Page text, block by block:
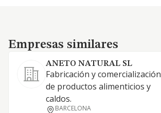
Empresas similares
Empresas similares
ANETO NATURAL SL
Fabricación y comercialización
de productos alimenticios y
caldos.
BARCELONA